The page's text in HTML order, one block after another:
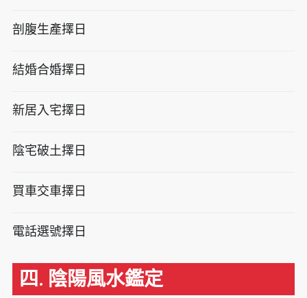
剖腹生產擇日
結婚合婚擇日
新居入宅擇日
陰宅破土擇日
買車交車擇日
電話選號擇日
四. 陰陽風水鑑定